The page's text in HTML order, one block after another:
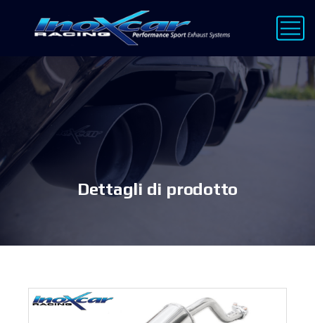
Dettagli di prodotto